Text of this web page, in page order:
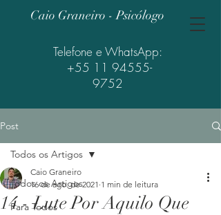
Caio Graneiro - Psicólogo
Telefone e WhatsApp:
+55 11 94555-
9752
Post
Todos os Artigos
Para Todos
Todos os Artigos
14 - Lute Por Aquilo Que
Caio Graneiro
16 de ago. de 2021 1 min de leitura